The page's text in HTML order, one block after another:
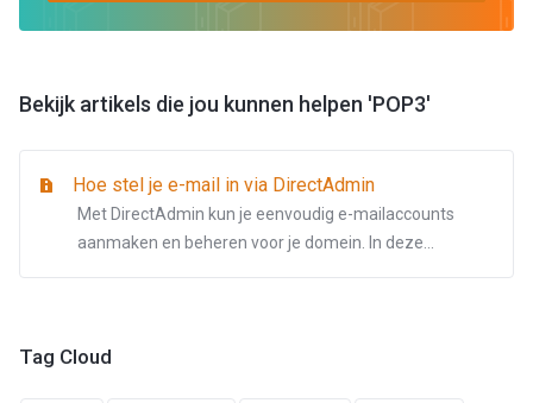
Bekijk artikels die jou kunnen helpen 'POP3'
Hoe stel je e-mail in via DirectAdmin
Met DirectAdmin kun je eenvoudig e-mailaccounts
aanmaken en beheren voor je domein. In deze...
Tag Cloud